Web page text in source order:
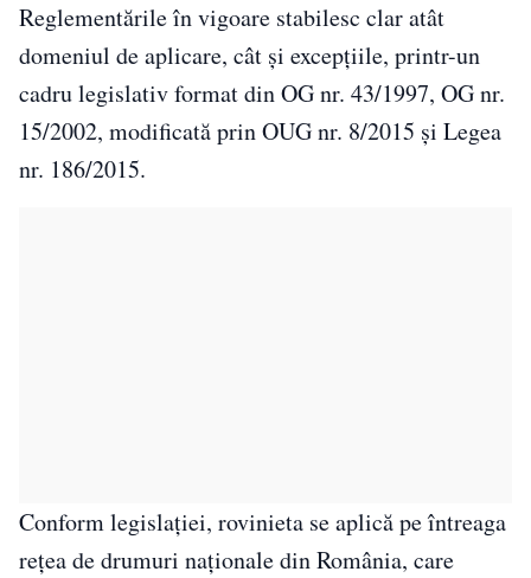
Reglementările în vigoare stabilesc clar atât
domeniul de aplicare, cât și excepțiile, printr-un
cadru legislativ format din OG nr. 43/1997, OG nr.
15/2002, modificată prin OUG nr. 8/2015 și Legea
nr. 186/2015.
Conform legislației, rovinieta se aplică pe întreaga
rețea de drumuri naționale din România, care